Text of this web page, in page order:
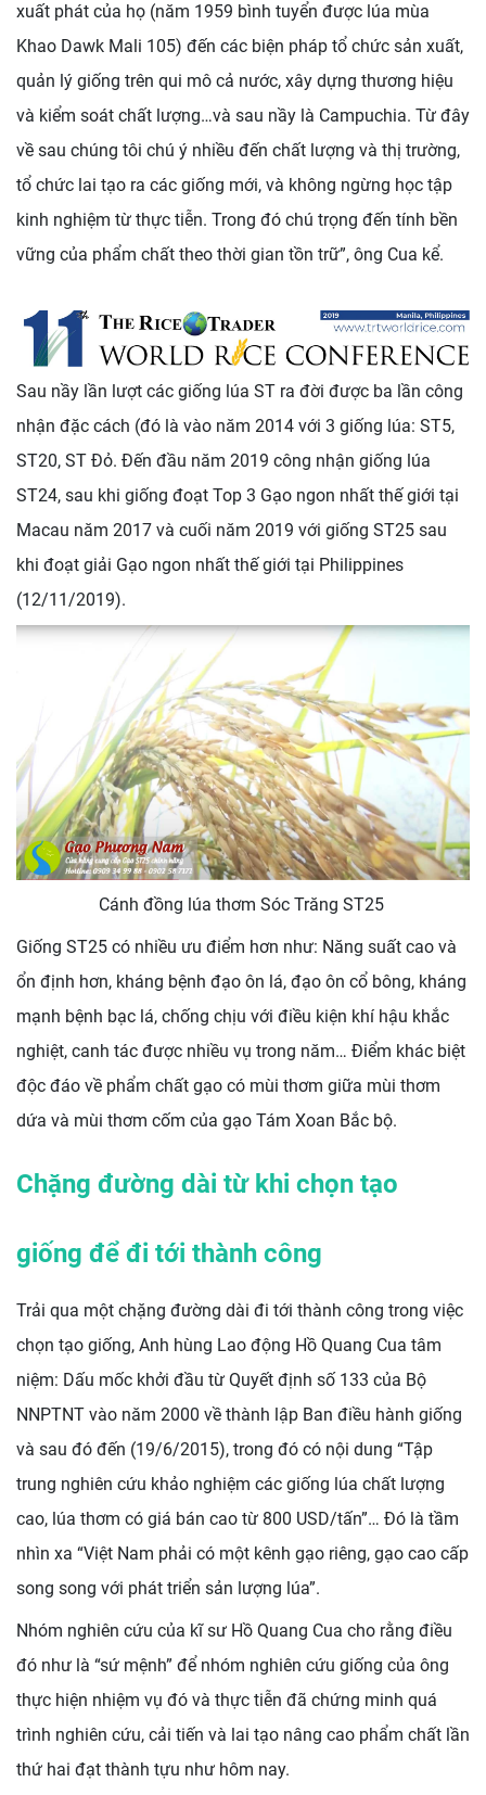
xuất phát của họ (năm 1959 bình tuyển được lúa mùa
Khao Dawk Mali 105) đến các biện pháp tổ chức sản xuất,
quản lý giống trên qui mô cả nước, xây dựng thương hiệu
và kiểm soát chất lượng…và sau nầy là Campuchia. Từ đây
về sau chúng tôi chú ý nhiều đến chất lượng và thị trường,
tổ chức lai tạo ra các giống mới, và không ngừng học tập
kinh nghiệm từ thực tiễn. Trong đó chú trọng đến tính bền
vững của phẩm chất theo thời gian tồn trữ”, ông Cua kể.
Sau nầy lần lượt các giống lúa ST ra đời được ba lần công
nhận đặc cách (đó là vào năm 2014 với 3 giống lúa: ST5,
ST20, ST Đỏ. Đến đầu năm 2019 công nhận giống lúa
ST24, sau khi giống đoạt Top 3 Gạo ngon nhất thế giới tại
Macau năm 2017 và cuối năm 2019 với giống ST25 sau
khi đoạt giải Gạo ngon nhất thế giới tại Philippines
(12/11/2019).
Cánh đồng lúa thơm Sóc Trăng ST25
Giống ST25 có nhiều ưu điểm hơn như: Năng suất cao và
ổn định hơn, kháng bệnh đạo ôn lá, đạo ôn cổ bông, kháng
mạnh bệnh bạc lá, chống chịu với điều kiện khí hậu khắc
nghiệt, canh tác được nhiều vụ trong năm… Điểm khác biệt
độc đáo về phẩm chất gạo có mùi thơm giữa mùi thơm
dứa và mùi thơm cốm của gạo Tám Xoan Bắc bộ.
Chặng đường dài từ khi chọn tạo
giống để đi tới thành công
Trải qua một chặng đường dài đi tới thành công trong việc
chọn tạo giống, Anh hùng Lao động Hồ Quang Cua tâm
niệm: Dấu mốc khởi đầu từ Quyết định số 133 của Bộ
NNPTNT vào năm 2000 về thành lập Ban điều hành giống
và sau đó đến (19/6/2015), trong đó có nội dung “Tập
trung nghiên cứu khảo nghiệm các giống lúa chất lượng
cao, lúa thơm có giá bán cao từ 800 USD/tấn”… Đó là tầm
nhìn xa “Việt Nam phải có một kênh gạo riêng, gạo cao cấp
song song với phát triển sản lượng lúa”.
Nhóm nghiên cứu của kĩ sư Hồ Quang Cua cho rằng điều
đó như là “sứ mệnh” để nhóm nghiên cứu giống của ông
thực hiện nhiệm vụ đó và thực tiễn đã chứng minh quá
trình nghiên cứu, cải tiến và lai tạo nâng cao phẩm chất lần
thứ hai đạt thành tựu như hôm nay.